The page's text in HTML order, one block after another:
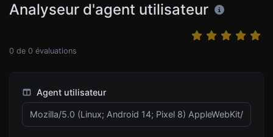
Analyseur d'agent utilisateur
0 de 0 évaluations
Agent utilisateur